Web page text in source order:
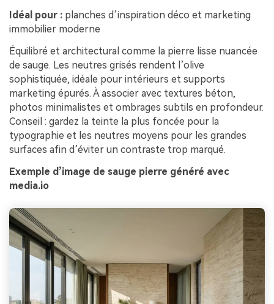
Idéal pour : planches d’inspiration déco et marketing
immobilier moderne
Équilibré et architectural comme la pierre lisse nuancée
de sauge. Les neutres grisés rendent l’olive
sophistiquée, idéale pour intérieurs et supports
marketing épurés. À associer avec textures béton,
photos minimalistes et ombrages subtils en profondeur.
Conseil : gardez la teinte la plus foncée pour la
typographie et les neutres moyens pour les grandes
surfaces afin d’éviter un contraste trop marqué.
Exemple d’image de sauge pierre généré avec
media.io